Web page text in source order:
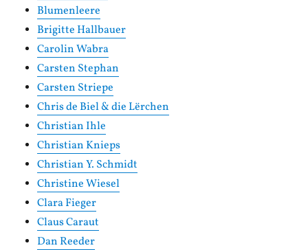
Blumenleere
Brigitte Hallbauer
Carolin Wabra
Carsten Stephan
Carsten Striepe
Chris de Biel & die Lërchen
Christian Ihle
Christian Knieps
Christian Y. Schmidt
Christine Wiesel
Clara Fieger
Claus Caraut
Dan Reeder